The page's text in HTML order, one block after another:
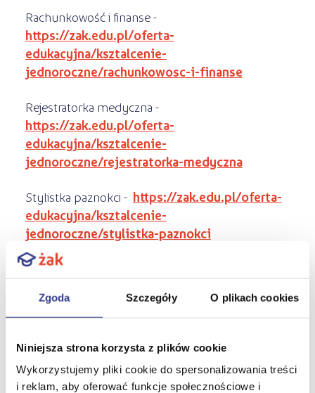
Zgoda Szczegóły O plikach cookies
Niniejsza strona korzysta z plików cookie
Wykorzystujemy pliki cookie do spersonalizowania treści
i reklam, aby oferować funkcje społecznościowe i
Rachunkowość i finanse -
https://zak.edu.pl/oferta-
edukacyjna/ksztalcenie-
jednoroczne/rachunkowosc-i-finanse
Rejestratorka medyczna -
https://zak.edu.pl/oferta-
edukacyjna/ksztalcenie-
jednoroczne/rejestratorka-medyczna
Stylistka paznokci - https://zak.edu.pl/oferta-
edukacyjna/ksztalcenie-
jednoroczne/stylistka-paznokci
Transport i logistyka -
edukacyjna/ksztalcenie-
jednoroczne/transport-i-logistyka
Trener personalny z elementami fitness -
https://zak.edu.pl/oferta-